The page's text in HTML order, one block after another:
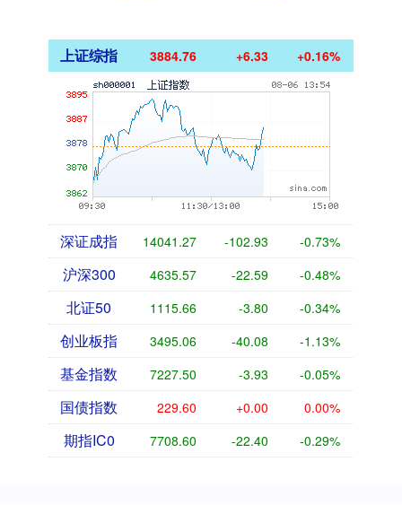
上证综指 3884.76 +6.33 +0.16%
深证成指 14041.27 -102.93 -0.73%
沪深300 4635.57 -22.59 -0.48%
北证50 1115.66 -3.80 -0.34%
创业板指 3495.06 -40.08 -1.13%
基金指数 7227.50 -3.93 -0.05%
国债指数 229.60 +0.00 0.00%
期指IC0 7708.60 -22.40 -0.29%